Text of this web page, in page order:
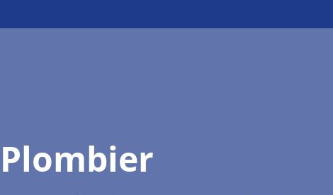
Plombier